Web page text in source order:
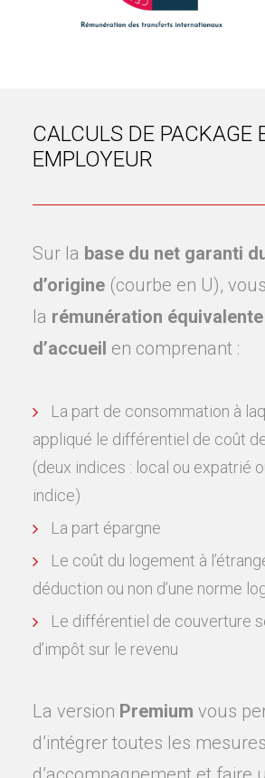
CALCULS DE PACKAGE
EMPLOYEUR
Sur la base du net garanti
d’origine (courbe en U),
la rémunération
d’accueil en comprenant :
La part de consommation à
appliqué le différentiel de coût
(deux indices : local ou expatrié
indice)
La part épargne
Le coût du logement à
déduction ou non d’une norme
Le différentiel de couverture
d’impôt sur le revenu
La version Premium vous
d’intégrer toutes les mesures